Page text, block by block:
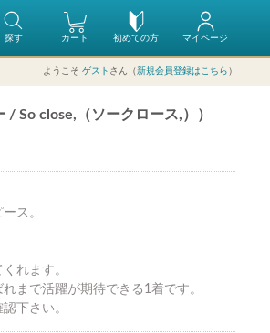
初めての方
カート マイページ
探す
ようこそ ゲスト さん（新規会員登録はこちら ）
So close,（ソークロース,））
ス。
れます。
まで活躍が期待できる1着です。
下さい。